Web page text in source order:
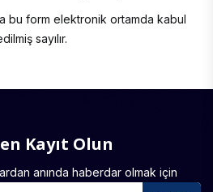
bu form elektronik ortamda kabul
sayılır.
Kayıt Olun
anında haberdar olmak için